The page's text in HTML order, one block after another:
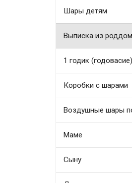
Шары детям
Выписка из
1 годик (годовасие)
Коробки с шарами
Воздушные шары
Маме
Сыну